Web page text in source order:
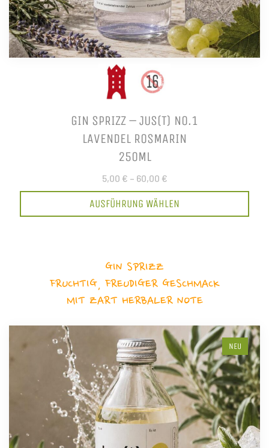
GIN SPRIZZ – JUS(T) NO.1
LAVENDEL ROSMARIN
250ML
5,00 € – 60,00 €
AUSFÜHRUNG WÄHLEN
GIN SPRIZZ
FRUCHTIG, FREUDIGER GESCHMACK
MIT ZART HERBALER NOTE
NEU